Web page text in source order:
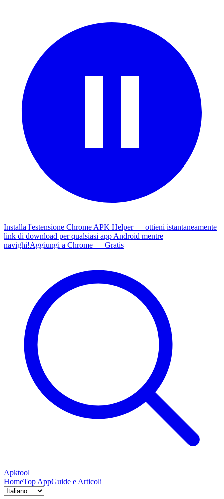
Installa l'estensione Chrome APK Helper — ottieni istantaneamente
link di download per qualsiasi app Android mentre
navighi!Aggiungi a Chrome — Gratis
Apktool
HomeTop AppGuide e Articoli